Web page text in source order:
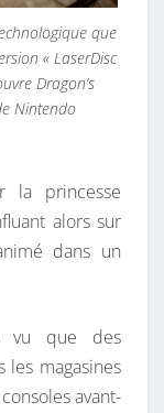
que
« LaserDisc
Dragon’s
Nintendo
la princesse
alors sur
dans un
vu que des
les magasines
avant-